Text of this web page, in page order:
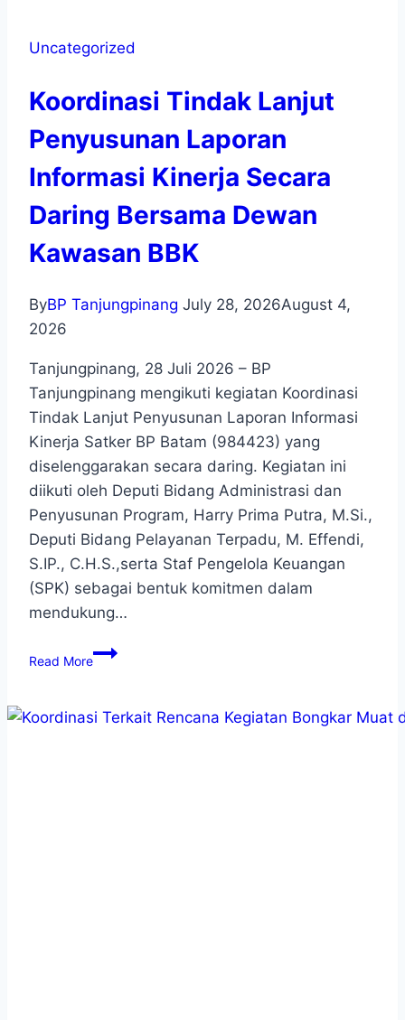
Uncategorized
Koordinasi Tindak Lanjut
Penyusunan Laporan
Informasi Kinerja Secara
Daring Bersama Dewan
Kawasan BBK
ByBP Tanjungpinang July 28, 2026August 4,
2026
Tanjungpinang, 28 Juli 2026 – BP
Tanjungpinang mengikuti kegiatan Koordinasi
Tindak Lanjut Penyusunan Laporan Informasi
Kinerja Satker BP Batam (984423) yang
diselenggarakan secara daring. Kegiatan ini
diikuti oleh Deputi Bidang Administrasi dan
Penyusunan Program, Harry Prima Putra, M.Si.,
Deputi Bidang Pelayanan Terpadu, M. Effendi,
S.IP., C.H.S.,serta Staf Pengelola Keuangan
(SPK) sebagai bentuk komitmen dalam
mendukung…
Read More